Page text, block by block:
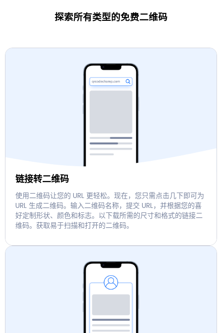
探索所有类型的免费二维码
链接转二维码
使用二维码让您的 URL 更轻松。现在，您只需点击几下即可为
URL 生成二维码。输入二维码名称，提交 URL，并根据您的喜
好定制形状、颜色和标志。以下载所需的尺寸和格式的链接二
维码。获取易于扫描和打开的二维码。